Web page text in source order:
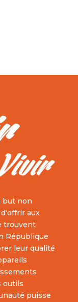
but non
aux
trouvent
République
leur qualité
outils
puisse